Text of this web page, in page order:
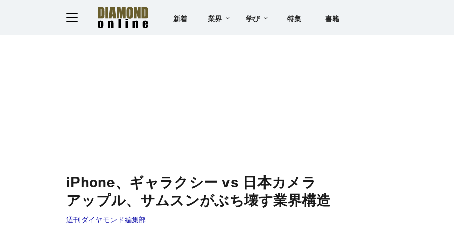
新着 業界 学び 特集 書籍
iPhone、ギャラクシー vs 日本カメラ
アップル、サムスンがぶち壊す業界構造
週刊ダイヤモンド編集部